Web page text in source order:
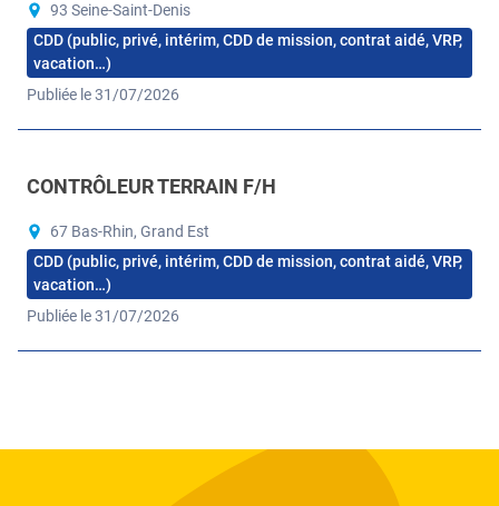
93 Seine-Saint-Denis
CDD (public, privé, intérim, CDD de mission, contrat aidé, VRP,
vacation…)
Publiée le 31/07/2026
CONTRÔLEUR TERRAIN F/H
67 Bas-Rhin, Grand Est
CDD (public, privé, intérim, CDD de mission, contrat aidé, VRP,
vacation…)
Publiée le 31/07/2026